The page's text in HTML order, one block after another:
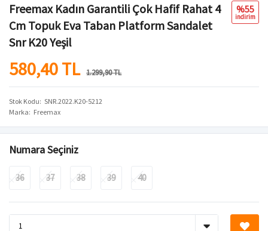
Freemax Kadın Garantili Çok Hafif Rahat 4
Cm Topuk Eva Taban Platform Sandalet
Snr K20 Yeşil
580,40 TL 1.299,90 TL
%55
i̇ndi̇ri̇m
Stok Kodu SNR.2022.K20-5212
Marka
Freemax
Numara Seçiniz
36 37 38 39 40